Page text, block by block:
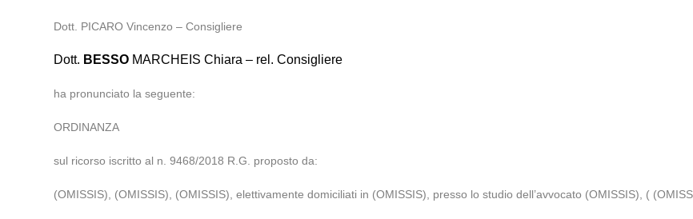
Dott. PICARO Vincenzo – Consigliere
Dott. BESSO MARCHEIS Chiara – rel. Consigliere
ha pronunciato la seguente:
ORDINANZA
sul ricorso iscritto al n. 9468/2018 R.G. proposto da:
(OMISSIS), (OMISSIS), (OMISSIS), elettivamente domiciliati in (OMISSIS), presso lo studio dell’avvocato (OMISSIS), (